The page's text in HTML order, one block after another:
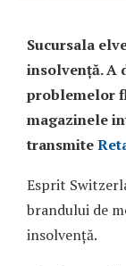
Sucursala
insolvență. A
problemelor
magazinele
transmite
Esprit
brandului de
insolvență.